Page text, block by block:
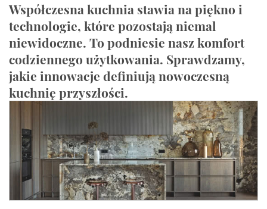
Współczesna kuchnia stawia na piękno i
technologie, które pozostają niemal
niewidoczne. To podniesie nasz komfort
codziennego użytkowania. Sprawdzamy,
jakie innowacje definiują nowoczesną
kuchnię przyszłości.